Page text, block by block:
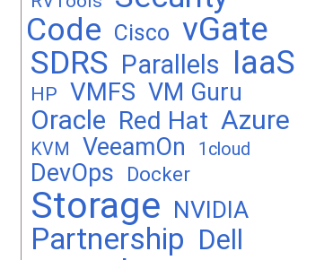
Code Cisco vGate
SDRS Parallels IaaS
HP VMFS VM Guru
Oracle Red Hat Azure
KVM VeeamOn 1cloud
DevOps Docker
Storage NVIDIA
Partnership Dell